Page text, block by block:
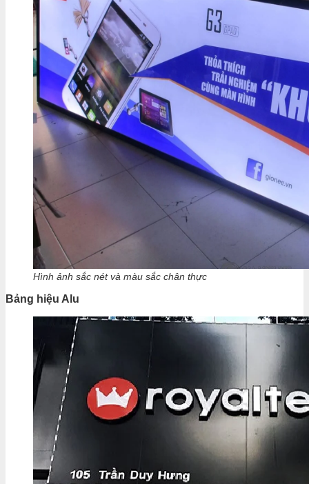
Hình ảnh sắc nét và màu sắc chân thực
Bảng hiệu Alu